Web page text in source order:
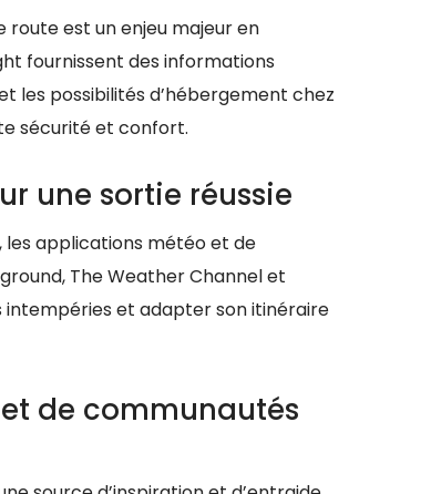
route est un enjeu majeur en
fournissent des informations
les possibilités d’hébergement chez
sécurité et confort.
une sortie réussie
les applications météo et de
The Weather Channel et
et adapter son itinéraire
de communautés